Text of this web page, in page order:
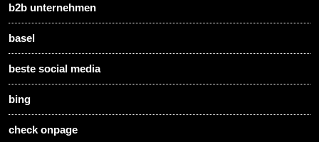
b2b unternehmen
basel
beste social media
bing
check onpage